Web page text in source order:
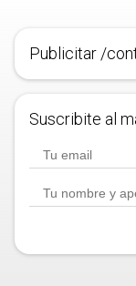
Publicitar /
Suscribite al